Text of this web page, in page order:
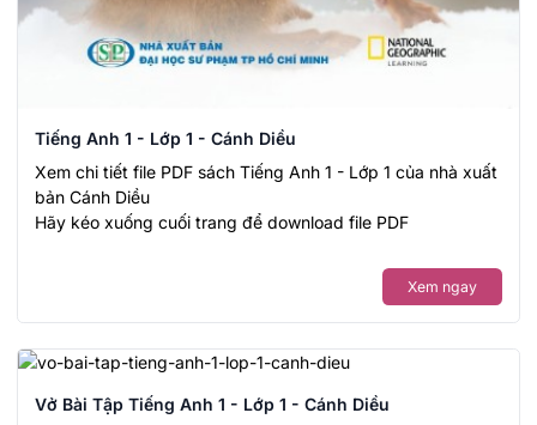
Tiếng Anh 1 - Lớp 1 - Cánh Diều
Xem chi tiết file PDF sách Tiếng Anh 1 - Lớp 1 của nhà xuất
bản Cánh Diều
Hãy kéo xuống cuối trang để download file PDF
Xem ngay
Vở Bài Tập Tiếng Anh 1 - Lớp 1 - Cánh Diều